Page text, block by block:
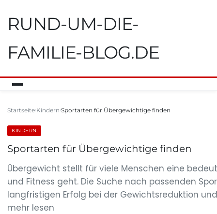
RUND-UM-DIE-
FAMILIE-BLOG.DE
Startseite Kindern Sportarten für Übergewichtige finden
KINDERN
Sportarten für Übergewichtige finden
Übergewicht stellt für viele Menschen eine
und Fitness geht. Die Suche nach passenden
langfristigen Erfolg bei der Gewichtsreduktion
mehr lesen